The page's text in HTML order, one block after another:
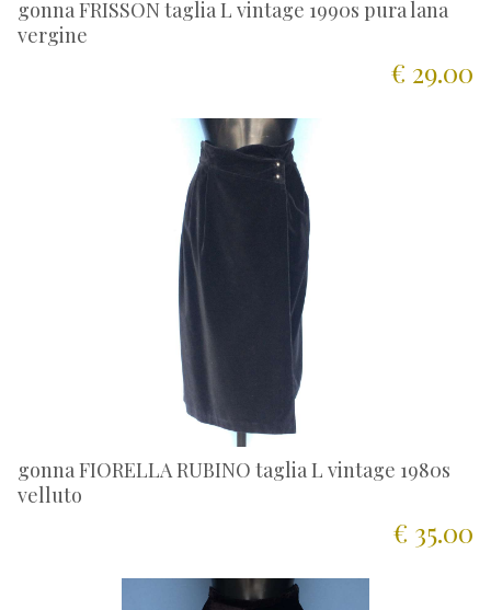
gonna FRISSON taglia L vintage 1990s pura lana
vergine
€ 29.00
gonna FIORELLA RUBINO taglia L vintage 1980s
velluto
€ 35.00